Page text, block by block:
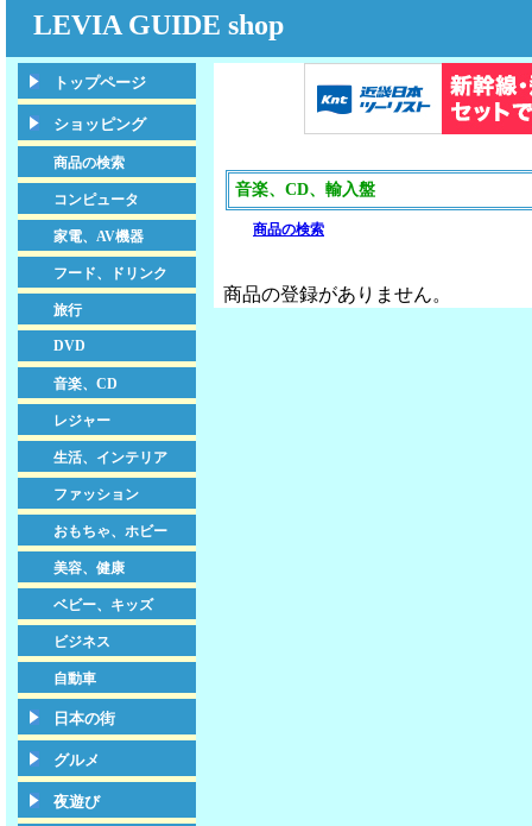
LEVIA GUIDE shop
トップページ
ショッピング
商品の検索
コンピュータ
家電、AV機器
フード、ドリンク
旅行
DVD
音楽、CD
レジャー
生活、インテリア
ファッション
おもちゃ、ホビー
美容、健康
ベビー、キッズ
ビジネス
自動車
日本の街
グルメ
夜遊び
音楽、CD、輸入盤
商品の検索
商品の登録がありません。